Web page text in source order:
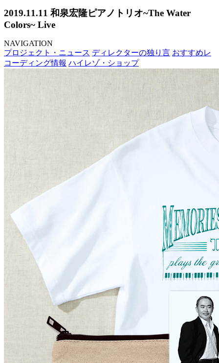
2019.11.11 和泉宏隆ピアノトリオ~The Water
Colors~ Live
NAVIGATION
プロジェクト・ニュース ディレクターの独り言 おすすめレ
コーディング情報 ハイレゾ・ショップ